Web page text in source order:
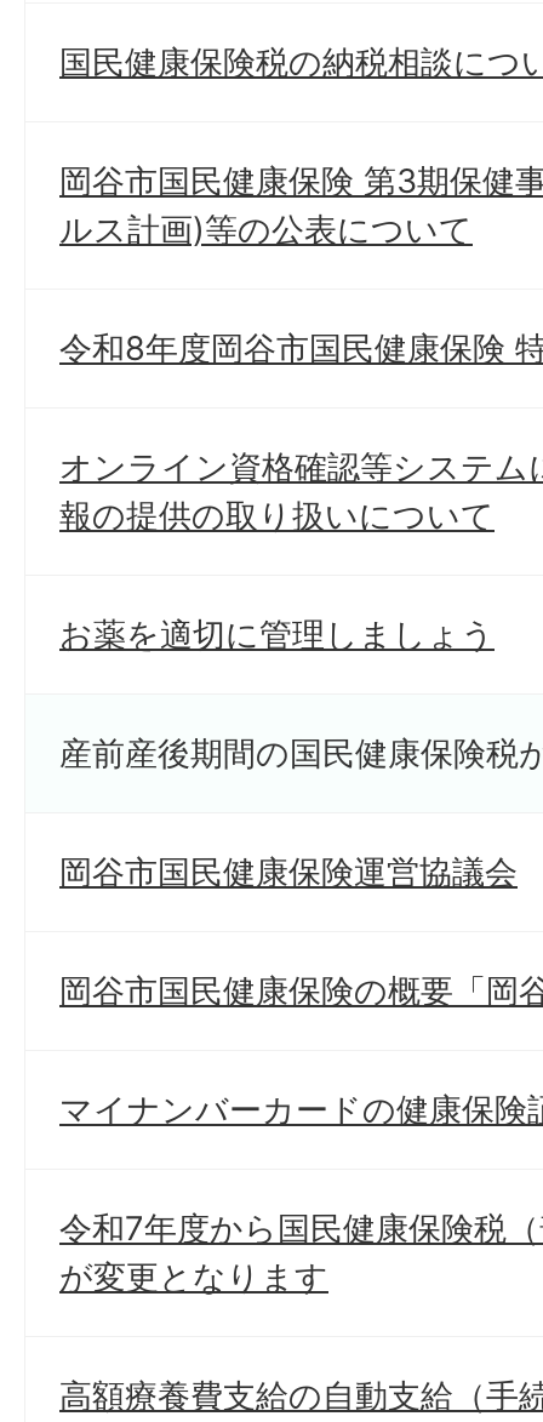
国民健康保険税の納税相談につ
岡谷市国民健康保険 第3期保健
ルス計画)等の公表について
令和8年度岡谷市国民健康保険
オンライン資格確認等システム
報の提供の取り扱いについて
お薬を適切に管理しましょう
産前産後期間の国民健康保険税
岡谷市国民健康保険運営協議会
岡谷市国民健康保険の概要「岡
マイナンバーカードの健康保険
令和7年度から国民健康保険税
が変更となります
高額療養費支給の自動支給（手